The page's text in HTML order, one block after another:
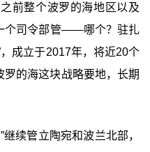
前整个波罗的海地区以及
个司令部管——哪个？驻扎
成立于2017年，将近20个
罗的海这块战略要地，长期
续管立陶宛和波兰北部，